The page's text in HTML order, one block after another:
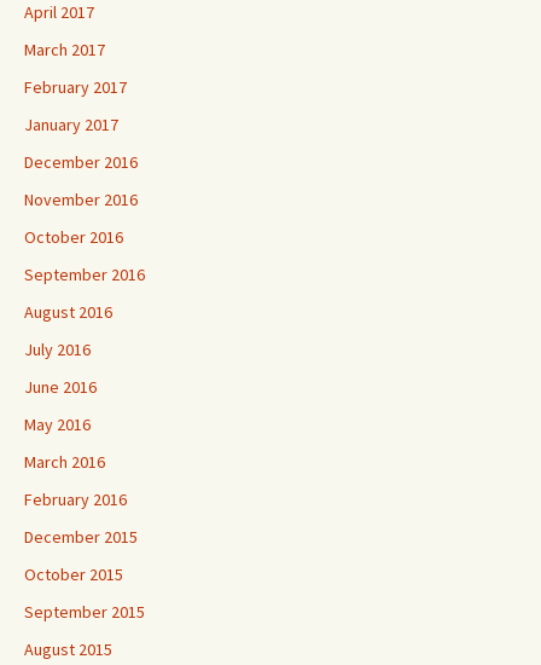
April 2017
March 2017
February 2017
January 2017
December 2016
November 2016
October 2016
September 2016
August 2016
July 2016
June 2016
May 2016
March 2016
February 2016
December 2015
October 2015
September 2015
August 2015